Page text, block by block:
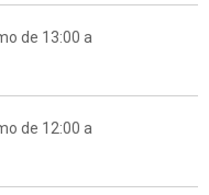
de 13:00 a
de 12:00 a